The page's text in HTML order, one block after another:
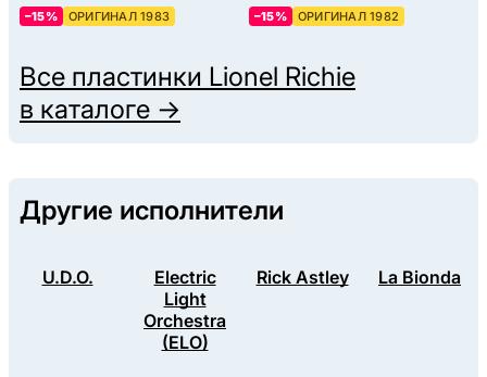
–15% ОРИГИНАЛ 1983 –15% ОРИГИНАЛ 1982
Все пластинки Lionel Richie
в каталоге →
Другие исполнители
U.D.O.
Electric
Light
Orchestra
(ELO)
Rick Astley La Bionda